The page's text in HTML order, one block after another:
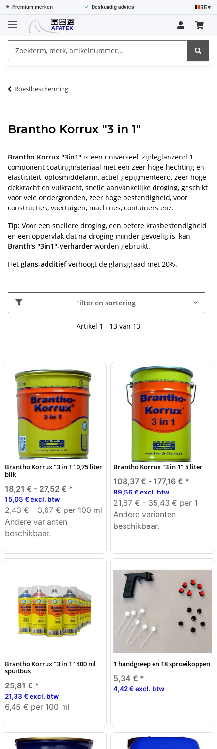
⭐ Premium merken ✓ Deskundig advies BE▾
Roestbescherming
Brantho Korrux "3 in 1"
Brantho Korrux "3in1" is een universeel, zijdeglanzend 1-
component coatingmateriaal met een zeer hoge hechting en
elasticiteit, oplosmiddelarm, actief gepigmenteerd, zeer hoge
dekkracht en vulkracht, snelle aanvankelijke droging, geschikt
voor vele ondergronden, zeer hoge bestendigheid, voor
constructies, voertuigen, machines, containers enz.
Tip: Voor een snellere droging, een betere krasbestendigheid
en een oppervlak dat na droging minder gevoelig is, kan
Branth's "3in1"-verharder worden gebruikt.
Het glans-additiefverhoogt de glansgraad met 20%.
Filter en sortering
Artikel 1 - 13 van 13
Brantho Korrux "3 in 1" 0,75 liter
blik
18,21 € - 27,52 € *
15,05 € excl. btw
2,43 € - 3,67 € per 100 ml
Andere varianten
beschikbaar.
Brantho Korrux "3 in 1" 5 liter
108,37 € - 177,16 € *
89,56 € excl. btw
21,67 € - 35,43 € per 1 l
Andere varianten
beschikbaar.
Brantho Korrux "3 in 1" 400 ml
spuitbus
25,81 € *
21,33 € excl. btw
6,45 € per 100 ml
1 handgreep en 18 sproeikoppen
5,34 € *
4,42 € excl. btw